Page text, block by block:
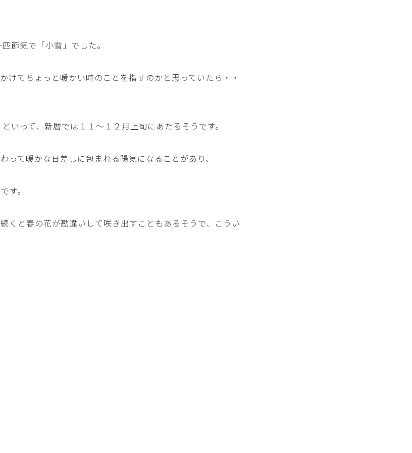
節気で「小雪」でした。
けてちょっと暖かい時のことを指すのかと思っていたら・・
いって、新暦では１１～１２月上旬にあたるそうです。
って暖かな日差しに包まれる陽気になることがあり、
す。
くと春の花が勘違いして咲き出すこともあるそうで、こうい